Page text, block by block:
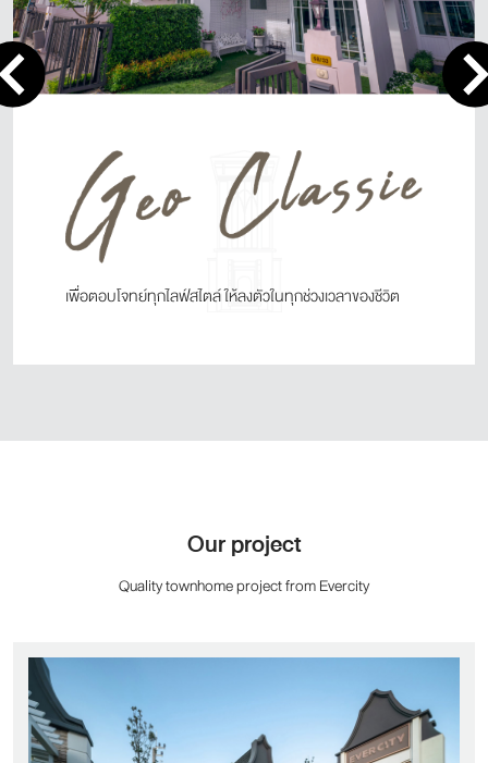
เพื่อตอบโจทย์ทุกไลฟ์สไตล์ ให้ลงตัวในทุกช่วงเวลาของชีวิต
Our project
Quality townhome project from Evercity